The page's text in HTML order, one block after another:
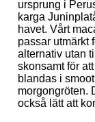
ursprung i
karga
havet. Vårt
passar utmärkt
alternativ utan
skonsamt för
blandas i
morgongröten.
också lätt att